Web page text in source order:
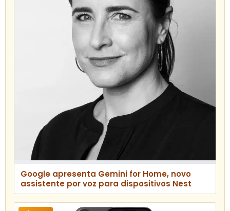
Google apresenta Gemini for Home, novo
assistente por voz para dispositivos Nest